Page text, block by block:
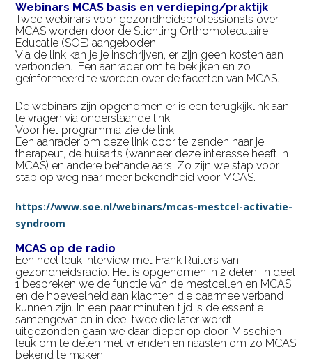
Webinars MCAS basis en verdieping/praktijk
Twee webinars voor gezondheidsprofessionals over
MCAS worden door de Stichting Orthomoleculaire
Educatie (SOE) aangeboden.
Via de link kan je je inschrijven, er zijn geen kosten aan
verbonden. Een aanrader om te bekijken en zo
geïnformeerd te worden over de facetten van MCAS.
De webinars zijn opgenomen er is een terugkijklink aan
te vragen via onderstaande link.
Voor het programma zie de link.
Een aanrader om deze link door te zenden naar je
therapeut, de huisarts (wanneer deze interesse heeft in
MCAS) en andere behandelaars. Zo zijn we stap voor
stap op weg naar meer bekendheid voor MCAS.
https://www.soe.nl/webinars/mcas-mestcel-activatie-
syndroom
MCAS op de radio
Een heel leuk interview met Frank Ruiters van
gezondheidsradio. Het is opgenomen in 2 delen. In deel
1 bespreken we de functie van de mestcellen en MCAS
en de hoeveelheid aan klachten die daarmee verband
kunnen zijn. In een paar minuten tijd is de essentie
samengevat en in deel twee die later wordt
uitgezonden gaan we daar dieper op door. Misschien
leuk om te delen met vrienden en naasten om zo MCAS
bekend te maken.